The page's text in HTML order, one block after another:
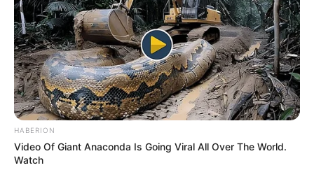
HABERION
Video Of Giant Anaconda Is Going Viral All Over The World.
Watch